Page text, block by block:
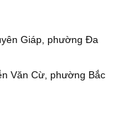
Giáp, phường Đa
Cừ, phường Bắc